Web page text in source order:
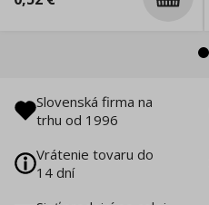
Slovenská firma na
trhu od 1996
Vrátenie tovaru do
14 dní